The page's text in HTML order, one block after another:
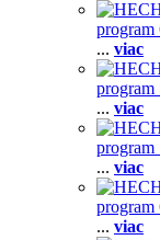
program
... viac
program
... viac
program
... viac
program
... viac